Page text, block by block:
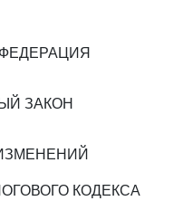
ЗАКОН
КОДЕКСА